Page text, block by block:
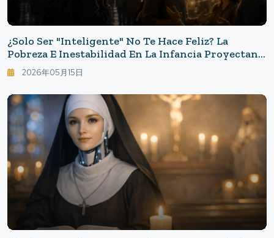
¿Solo Ser "inteligente" No Te Hace Feliz? La
Pobreza E Inestabilidad En La Infancia Proyectan
Sombras En Las Relaciones Humanas En La
Adultez.
2026年05月15日